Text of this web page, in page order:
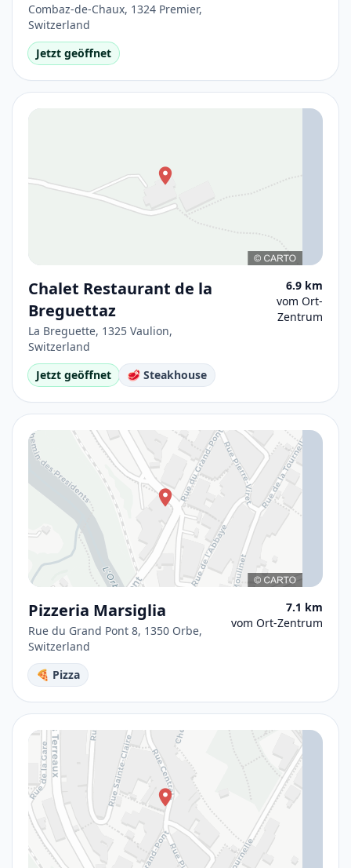
Combaz-de-Chaux, 1324 Premier,
Switzerland
Jetzt geöffnet
Chalet Restaurant de la
Breguettaz
La Breguette, 1325 Vaulion,
Switzerland
6.9 km
vom Ort-
Zentrum
Jetzt geöffnet 🥩 Steakhouse
Pizzeria Marsiglia
Rue du Grand Pont 8, 1350 Orbe,
Switzerland
7.1 km
vom Ort-Zentrum
🍕 Pizza